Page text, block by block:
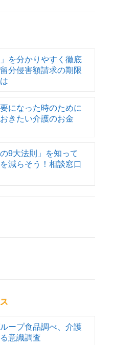
」を分かりやすく徹底
分侵害額請求の期限
になった時のために
きたい介護のお金
の9大法則」を知って
減らそう！相談窓口
ープ食品調べ、介護
意識調査